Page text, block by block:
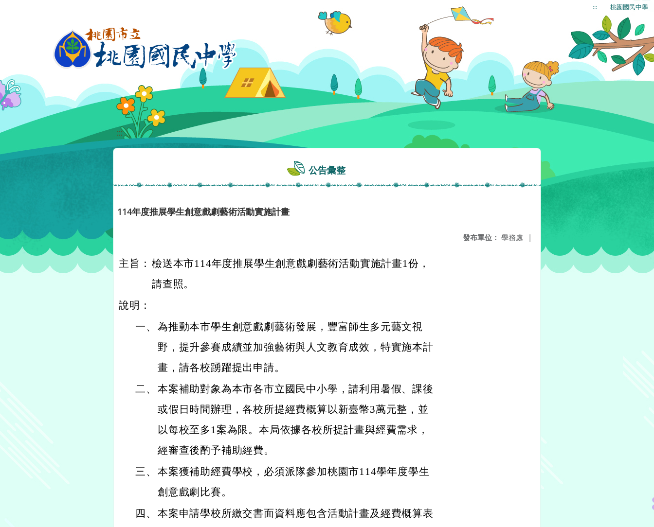
::: 桃園國民中學
:::
公告彙整
114年度推展學生創意戲劇藝術活動實施計畫
發布單位： 學務處 |
主旨： 檢送本市114年度推展學生創意戲劇藝術活動實施計畫1份，
請查照。
說明：
一、 為推動本市學生創意戲劇藝術發展，豐富師生多元藝文視
野，提升參賽成績並加強藝術與人文教育成效，特實施本計
畫，請各校踴躍提出申請。
二、 本案補助對象為本市各市立國民中小學，請利用暑假、課後
或假日時間辦理，各校所提經費概算以新臺幣3萬元整，並
以每校至多1案為限。本局依據各校所提計畫與經費需求，
經審查後酌予補助經費。
三、 本案獲補助經費學校，必須派隊參加桃園市114學年度學生
創意戲劇比賽。
四、 本案申請學校所繳交書面資料應包含活動計畫及經費概算表